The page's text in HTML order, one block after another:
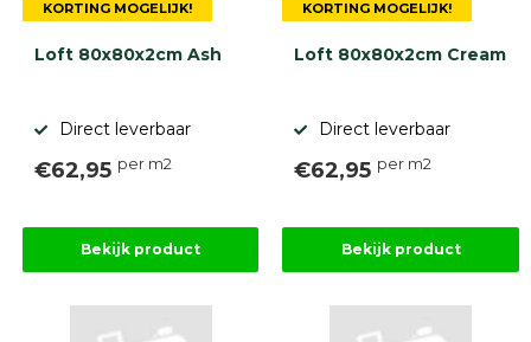
ervaringen
KORTING MOGELIJK!
Loft 80x80x2cm Ash
Direct leverbaar
€62,95 per m2
Bekijk product
KORTING MOGELIJK!
Loft 80x80x2cm Cream
Direct leverbaar
€62,95 per m2
Bekijk product